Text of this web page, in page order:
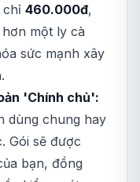
chỉ 460.000đ,
một ly cà
sức mạnh xây
'Chính chủ':
dùng chung hay
Gói sẽ được
bạn, đồng